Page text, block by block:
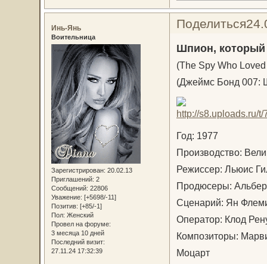
Поделиться
Инь-Янь
Воительница
Зарегистрирован: 20.02.13
Приглашений: 2
Сообщений: 22806
Уважение: [+5698/-11]
Позитив: [+85/-1]
Пол: Женский
Провел на форуме:
3 месяца 10 дней
Последний визит:
27.11.24 17:32:39
Шпион,
(The Spy Who
(Джеймс Бонд 007:
Год: 1977
Производство:
Режиссер: Льюис
Продюсеры:
Сценарий: Ян
Оператор: Клод
Композиторы:
Моцарт